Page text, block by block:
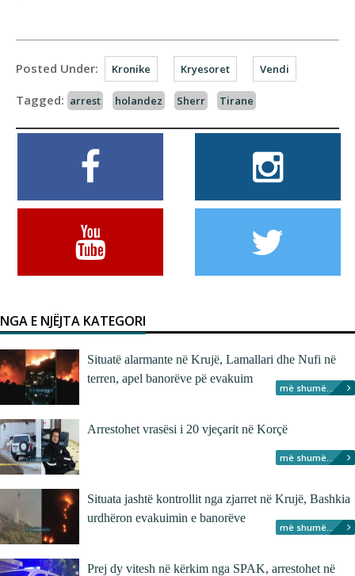
Posted Under: Kronike Kryesoret Vendi
Tagged: arrest holandez Sherr Tirane
NGA E NJËJTA KATEGORI
Situatë alarmante në Krujë, Lamallari dhe Nufi në
terren, apel banorëve pë evakuim
më shumë...
Arrestohet vrasësi i 20 vjeçarit në Korçë
më shumë...
Situata jashtë kontrollit nga zjarret në Krujë, Bashkia
urdhëron evakuimin e banorëve
më shumë...
Prej dy vitesh në kërkim nga SPAK, arrestohet në